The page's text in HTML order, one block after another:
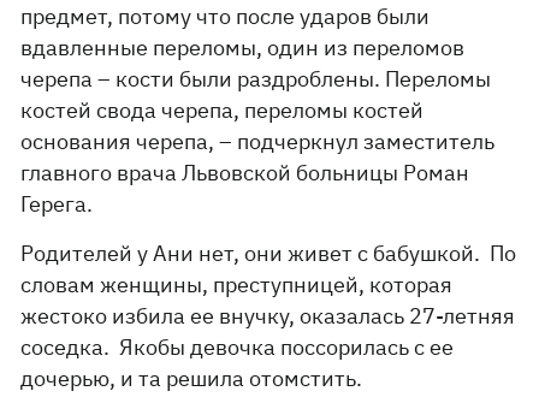
предмет, потому что после ударов были
вдавленные переломы, один из переломов
черепа – кости были раздроблены. Переломы
костей свода черепа, переломы костей
основания черепа, – подчеркнул заместитель
главного врача Львовской больницы Роман
Герега.
Родителей у Ани нет, они живет с бабушкой. По
словам женщины, преступницей, которая
жестоко избила ее внучку, оказалась 27-летняя
соседка. Якобы девочка поссорилась с ее
дочерью, и та решила отомстить.